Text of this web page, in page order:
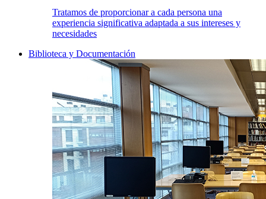
Tratamos de proporcionar a cada persona una
experiencia significativa adaptada a sus intereses y
necesidades
Biblioteca y Documentación